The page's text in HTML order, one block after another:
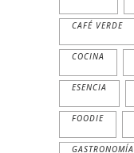
CAFÉ VERDE
COCINA
ESENCIA
FOODIE
GASTRONOMÍA